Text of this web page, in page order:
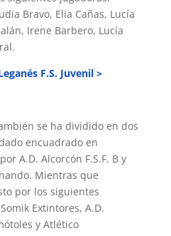
Bravo, Elia Cañas, Lucía
Irene Barbero, Lucía
F.S. Juvenil >
se ha dividido en dos
encuadrado en
A.D. Alcorcón F.S.F. B y
Mientras que
por los siguientes
Extintores, A.D.
y Atlético